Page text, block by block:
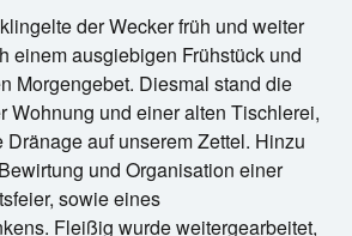
der Wecker früh und weiter
einem ausgiebigen Frühstück und
Morgengebet. Diesmal stand die
Wohnung und einer alten Tischlerei,
auf unserem Zettel. Hinzu
und Organisation einer
sowie eines
Fleißig wurde weitergearbeitet,